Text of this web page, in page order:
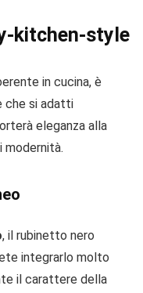
kitchen-style
in cucina, è
che si adatti
eleganza alla
modernità.
, il rubinetto nero
integrarlo molto
il carattere della